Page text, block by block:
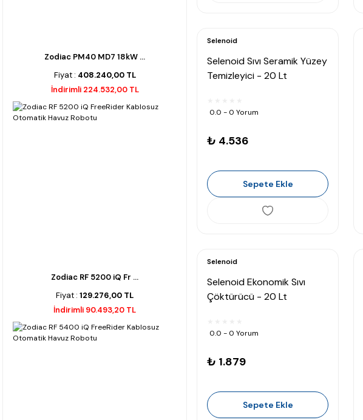
Zodiac PM40 MD7 18kW ...
Fiyat : 408.240,00 TL
İndirimli 224.532,00 TL
Zodiac RF 5200 iQ Fr ...
Fiyat : 129.276,00 TL
İndirimli 90.493,20 TL
Selenoid
Selenoid Sıvı Seramik Yüzey
Temizleyici - 20 Lt
0.0 - 0 Yorum
₺ 4.536
Sepete Ekle
Selenoid
Selenoid Ekonomik Sıvı
Çöktürücü - 20 Lt
0.0 - 0 Yorum
₺ 1.879
Sepete Ekle